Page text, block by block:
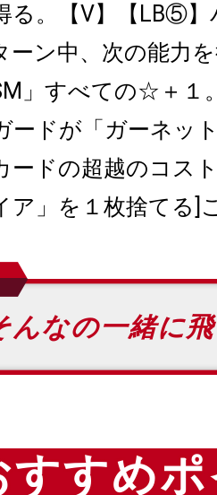
る。【V】【LB⑤
ーン中、次の能力
」すべての☆＋１
ードが「ガーネッ
ードの超越のコス
ア」を１枚捨てる]
んなの一緒に
すすめ